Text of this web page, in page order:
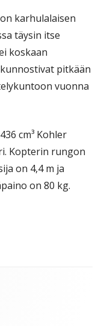
karhulalaisen
täysin itse
koskaan
pitkään
vuonna
cm³ Kohler
Kopterin rungon
on 4,4 m ja
on 80 kg.